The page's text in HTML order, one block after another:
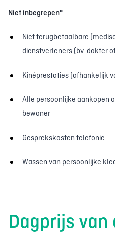
Niet inbegrepen*
Niet terugbetaalbare
dienstverleners (bv. dokter
Kinéprestaties (afhankelijk
Alle persoonlijke aankopen
bewoner
Gesprekskosten telefonie
Wassen van persoonlijke
Dagprijs van